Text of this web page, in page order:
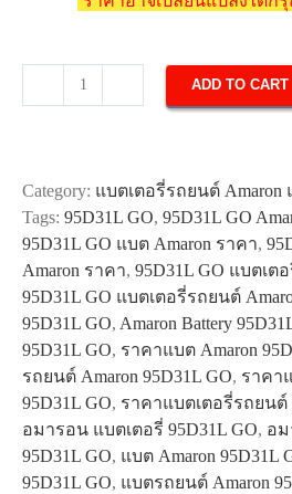
GO
quantity
ADD TO CART
Category: แบตเตอรี่รถยนต์ Amaron
Tags: 95D31L GO, 95D31L GO
95D31L GO แบต Amaron ราคา,
Amaron ราคา, 95D31L GO แบตเต
95D31L GO แบตเตอรี่รถยนต์
95D31L GO, Amaron Battery
95D31L GO, ราคาแบต Amaron
รถยนต์ Amaron 95D31L GO, ราคา
95D31L GO, ราคาแบตเตอรี่รถยนต์
อมารอน แบตเตอรี่ 95D31L GO, อม
95D31L GO, แบต Amaron 95D31L
95D31L GO, แบตรถยนต์ Amaron